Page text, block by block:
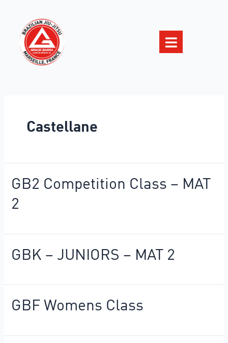
Castellane
GB2 Competition Class – MAT
2
GBK – JUNIORS – MAT 2
GBF Womens Class